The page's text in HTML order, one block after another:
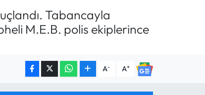
Tabancayla
M.E.B. polis ekiplerince
A- A+